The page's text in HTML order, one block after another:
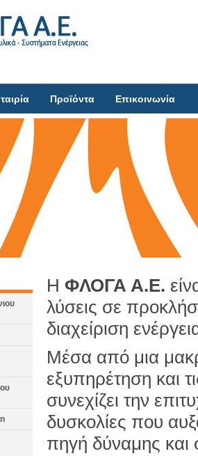
Προϊόντα Επικοινωνία
Η ΦΛΟΓΑ Α.Ε.
λύσεις σε
διαχείριση
Μέσα από μια
εξυπηρέτηση και
συνεχίζει την
δυσκολίες που
πηγή δύναμης και